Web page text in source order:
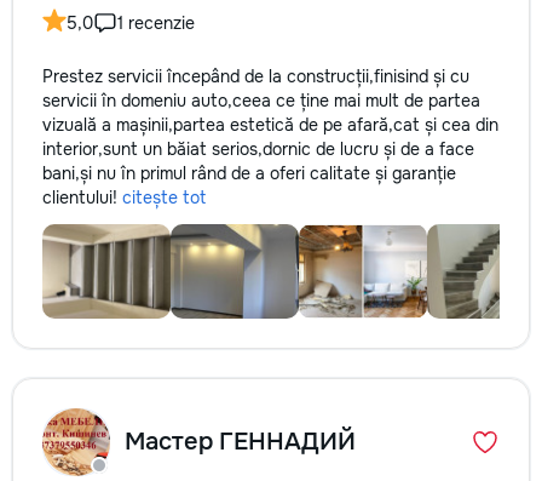
5,0
1 recenzie
Prestez servicii începând de la construcții,finisind și cu
servicii în domeniu auto,ceea ce ține mai mult de partea
vizuală a mașinii,partea estetică de pe afară,cat și cea din
interior,sunt un băiat serios,dornic de lucru și de a face
bani,și nu în primul rând de a oferi calitate și garanție
clientului! citește tot
Мастер ГЕННАДИЙ